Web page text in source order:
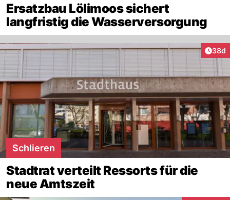
Ersatzbau Lölimoos sichert
langfristig die Wasserversorgung
38d
Schlieren
Stadtrat verteilt Ressorts für die
neue Amtszeit